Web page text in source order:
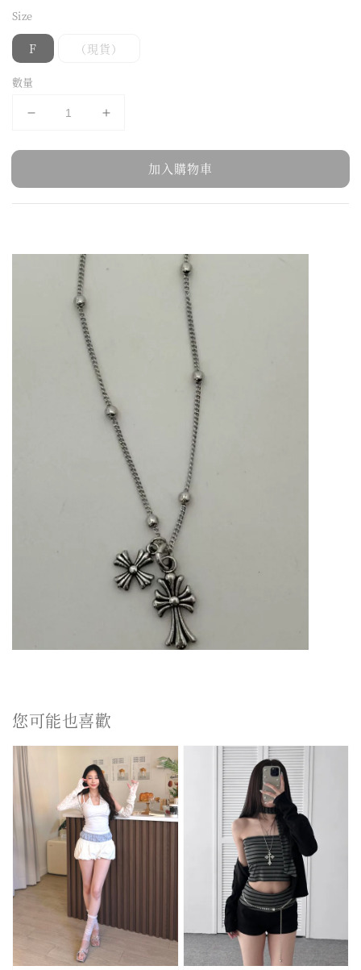
Size
F （現貨）
數量
加入購物車
您可能也喜歡